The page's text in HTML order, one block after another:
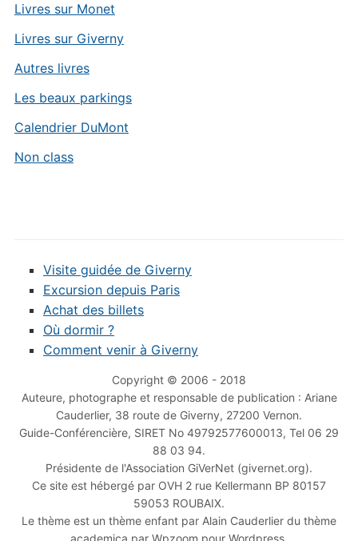
Livres sur Monet
Livres sur Giverny
Autres livres
Les beaux parkings
Calendrier DuMont
Non class
Visite guidée de Giverny
Excursion depuis Paris
Achat des billets
Où dormir ?
Comment venir à Giverny
Copyright © 2006 - 2018
Auteure, photographe et responsable de publication : Ariane
Cauderlier, 38 route de Giverny, 27200 Vernon.
Guide-Conférencière, SIRET No 49792577600013, Tel 06 29
88 03 94.
Présidente de l'Association GiVerNet (givernet.org).
Ce site est hébergé par OVH 2 rue Kellermann BP 80157
59053 ROUBAIX.
Le thème est un thème enfant par Alain Cauderlier du thème